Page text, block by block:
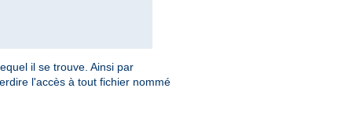
il se trouve. Ainsi par
l'accès à tout fichier nommé